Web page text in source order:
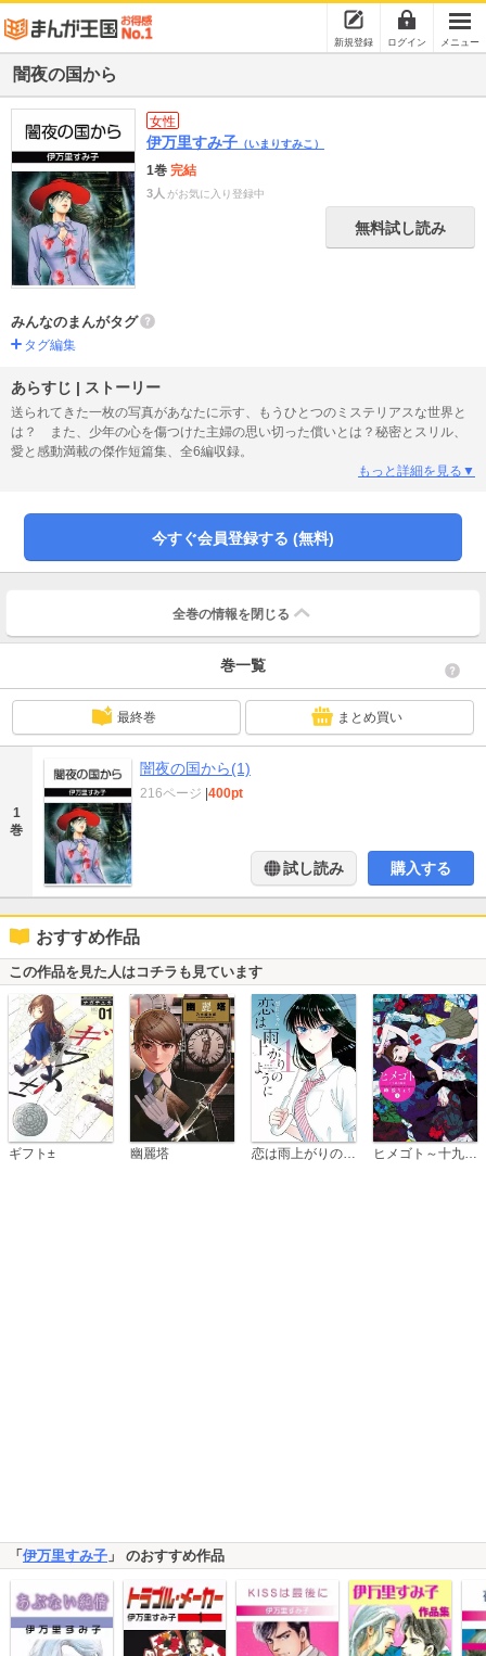
新規登録 ログイン メニュー
闇夜の国から
女性
伊万里すみ子 （いまりすみこ）
1巻 完結
3人 がお気に入り登録中
無料試し読み
みんなのまんがタグ
タグ編集
あらすじ | ストーリー
送られてきた一枚の写真があなたに示す、もうひとつのミステリアスな世界と
は？ また、少年の心を傷つけた主婦の思い切った償いとは？秘密とスリル、
愛と感動満載の傑作短篇集、全6編収録。
もっと詳細を見る▼
今すぐ会員登録する (無料)
全巻の情報を 閉じる
巻一覧
最終巻 まとめ買い
1
巻
闇夜の国から(1)
216ページ 400pt
試し読み 購入する
おすすめ作品
この作品を見た人はコチラも見ています
ギフト± 幽麗塔 恋は雨上がりのように ヒメゴト～十九歳の制服～
「 伊万里すみ子 」 のおすすめ作品